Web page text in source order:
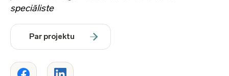
speciāliste
Par projektu